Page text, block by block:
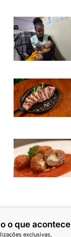
o que acontece
exclusivas,